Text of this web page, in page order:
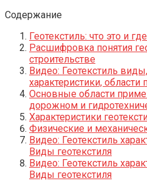
Содержание
Геотекстиль: что это и
Расшифровка понятия
строительстве
Видео: Геотекстиль
характеристики, области
Основные области
дорожном и
Характеристики
Физические и
Видео: Геотекстиль
Виды геотекстиля
Видео: Геотекстиль
Виды геотекстиля